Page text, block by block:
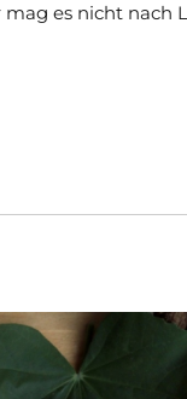
mag es nicht nach